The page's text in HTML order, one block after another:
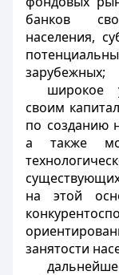
банков
населения,
зарубежных;
широкое
своим
по созданию
а также
на этой
занятости